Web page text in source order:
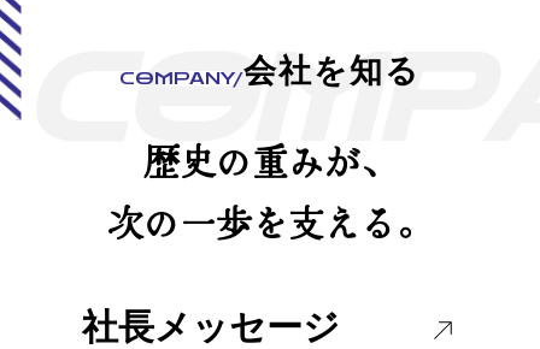
COMP
COMPANY/会社を知る
歴史の重みが、
次の一歩を支える。
社長メッセージ